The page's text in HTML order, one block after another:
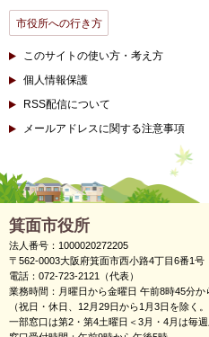
市役所への行き方
このサイトの使い方・考え方
個人情報保護
RSS配信について
メールアドレスに関する注意事項
箕面市役所
法人番号：1000020272205
〒562-0003大阪府箕面市西小路4丁目6番1号
電話：072-723-2121（代表）
業務時間：月曜日から金曜日 午前8時45分か
（祝日・休日、12月29日から1月3日を除く。
一部窓口は第2・第4土曜日＜3月・4月は毎週